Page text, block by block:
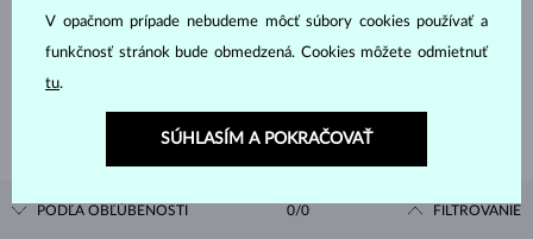
PREČÍTAŤ
PODĽA OBĽÚBENOSTI 0/0 FILTROVANIE
V opačnom prípade nebudeme môcť súbory cookies používať a
funkčnosť stránok bude obmedzená. Cookies môžete odmietnuť
tu.
SÚHLASÍM A POKRAČOVAŤ